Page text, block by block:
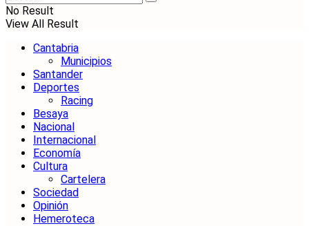
No Result
View All Result
Cantabria
Municipios
Santander
Deportes
Racing
Besaya
Nacional
Internacional
Economía
Cultura
Cartelera
Sociedad
Opinión
Hemeroteca